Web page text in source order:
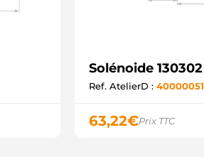
Solénoide 130302
Ref. AtelierD : 40000051
63,22€Prix TTC